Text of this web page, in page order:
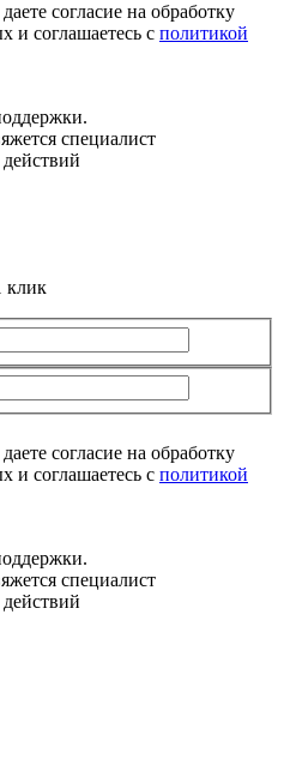
согласие на обработку
и соглашаетесь с политикой
специалист
клик
согласие на обработку
и соглашаетесь с политикой
специалист